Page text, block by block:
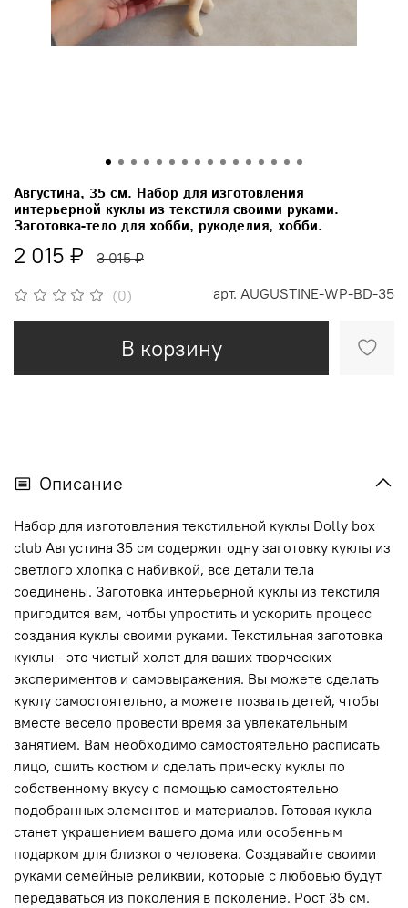
(0) арт. AUGUSTINE-WP-BD-35
Августина, 35 см. Набор для изготовления
интерьерной куклы из текстиля своими руками.
Заготовка-тело для хобби, рукоделия, хобби.
2 015 ₽ 3 015 ₽
В корзину
Описание
Набор для изготовления текстильной куклы Dolly box
club Августина 35 см содержит одну заготовку куклы из
светлого хлопка с набивкой, все детали тела
соединены. Заготовка интерьерной куклы из текстиля
пригодится вам, чотбы упростить и ускорить процесс
создания куклы своими руками. Текстильная заготовка
куклы - это чистый холст для ваших творческих
экспериментов и самовыражения. Вы можете сделать
куклу самостоятельно, а можете позвать детей, чтобы
вместе весело провести время за увлекательным
занятием. Вам необходимо самостоятельно расписать
лицо, сшить костюм и сделать прическу куклы по
собственному вкусу с помощью самостоятельно
подобранных элементов и материалов. Готовая кукла
станет украшением вашего дома или особенным
подарком для близкого человека. Создавайте своими
руками семейные реликвии, которые с любовью будут
передаваться из поколения в поколение. Рост 35 см.